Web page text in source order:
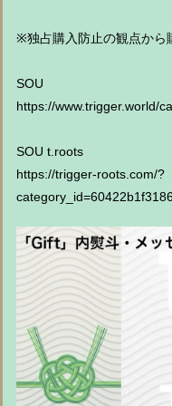
※独占購入防止の観点から
SOU
https://www.trigger.world/
SOU t.roots
https://trigger-roots.com/?